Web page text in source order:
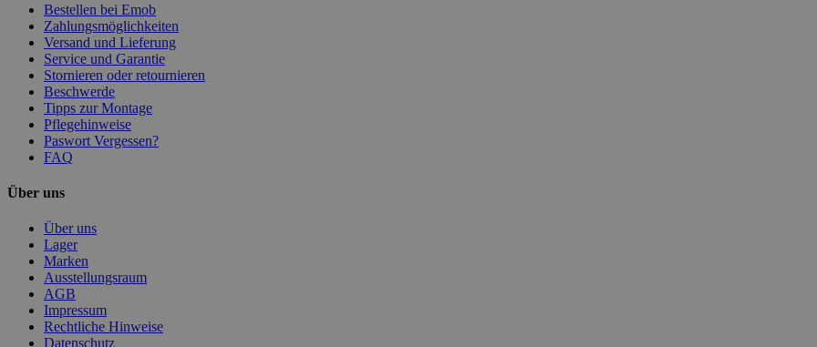
Bestellen bei Emob
Zahlungsmöglichkeiten
Versand und Lieferung
Service und Garantie
Stornieren oder retournieren
Beschwerde
Tipps zur Montage
Pflegehinweise
Paswort Vergessen?
FAQ
Über uns
Über uns
Lager
Marken
Ausstellungsraum
AGB
Impressum
Rechtliche Hinweise
Datenschutz